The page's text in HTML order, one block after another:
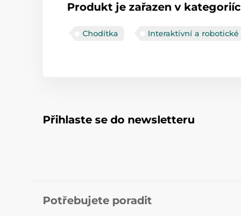
Produkt je zařazen v
Chodítka Interaktivní a
Přihlaste se do newsletteru
Potřebujete poradit